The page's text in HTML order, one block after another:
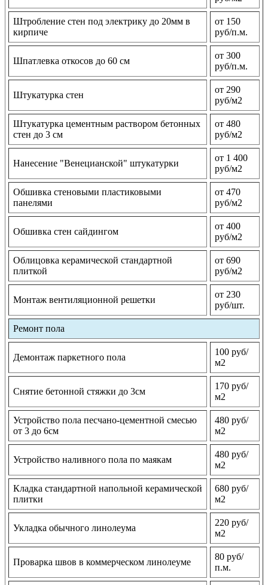
Штробление стен под электрику до 20мм в
кирпиче
от 150
руб/п.м.
Шпатлевка откосов до 60 см
от 300
руб/п.м.
Штукатурка стен
от 290
руб/м2
Штукатурка цементным раствором бетонных
стен до 3 см
от 480
руб/м2
Нанесение "Венецианской" штукатурки
от 1 400
руб/м2
Обшивка стеновыми пластиковыми
панелями
от 470
руб/м2
Обшивка стен сайдингом
от 400
руб/м2
Облицовка керамической стандартной
плиткой
от 690
руб/м2
Монтаж вентиляционной решетки
от 230
руб/шт.
Ремонт пола
Демонтаж паркетного пола
100 руб/
м2
Снятие бетонной стяжки до 3см
170 руб/
м2
Устройство пола песчано-цементной смесью
от 3 до 6см
480 руб/
м2
Устройство наливного пола по маякам
480 руб/
м2
Кладка стандартной напольной керамической
плитки
680 руб/
м2
Укладка обычного линолеума
220 руб/
м2
Проварка швов в коммерческом линолеуме
80 руб/
п.м.